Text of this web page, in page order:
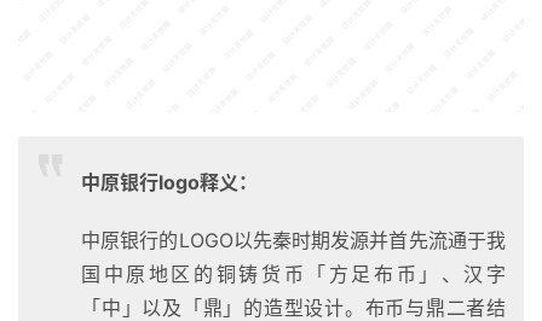
中原银行logo释义：
中原银行的LOGO以先秦时期发源并首先流通于我
国中原地区的铜铸货币「方足布币」、汉字
「中」以及「鼎」的造型设计。布币与鼎二者结